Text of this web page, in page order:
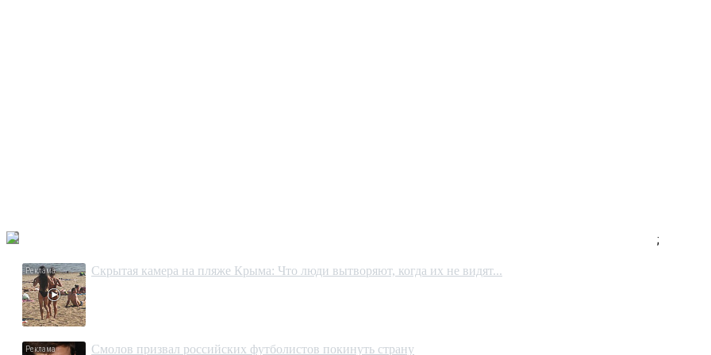
;
Скрытая камера на пляже Крыма: Что люди вытворяют, когда их не видят...
Смолов призвал российских футболистов покинуть страну